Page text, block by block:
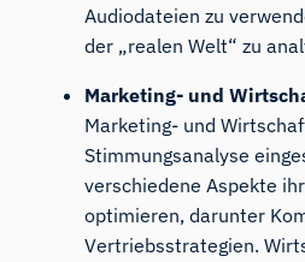
Audiodateien zu
der „realen Welt“ zu
Marketing- und
Marketing- und
Stimmungsanalyse
verschiedene Aspekte
optimieren, darunter
Vertriebsstrategien.